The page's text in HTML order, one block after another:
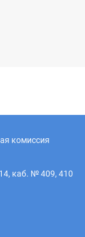
комиссия
каб. № 409, 410